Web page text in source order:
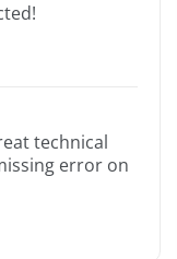
technical
error on